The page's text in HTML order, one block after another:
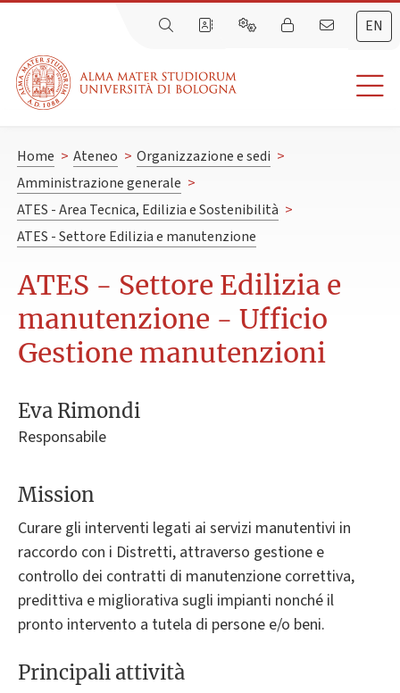
EN
Home > Ateneo > Organizzazione e sedi >
Amministrazione generale >
ATES - Area Tecnica, Edilizia e Sostenibilità >
ATES - Settore Edilizia e manutenzione
ATES - Settore Edilizia e
manutenzione - Ufficio
Gestione manutenzioni
Eva Rimondi
Responsabile
Mission
Curare gli interventi legati ai servizi manutentivi in
raccordo con i Distretti, attraverso gestione e
controllo dei contratti di manutenzione correttiva,
predittiva e migliorativa sugli impianti nonché il
pronto intervento a tutela di persone e/o beni.
Principali attività